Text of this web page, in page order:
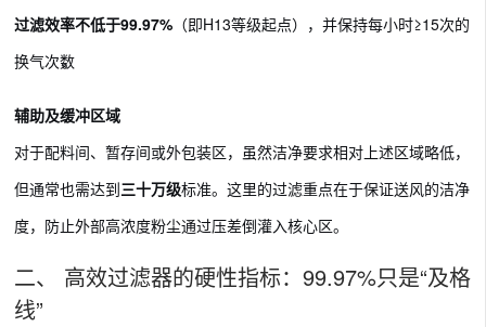
过滤效率不低于99.97%（即H13等级起点），并保持每小时≥15次的
换气次数
。
辅助及缓冲区域
对于配料间、暂存间或外包装区，虽然洁净要求相对上述区域略低，
但通常也需达到三十万级标准。这里的过滤重点在于保证送风的洁净
度，防止外部高浓度粉尘通过压差倒灌入核心区。
二、 高效过滤器的硬性指标：99.97%只是“及格
线”